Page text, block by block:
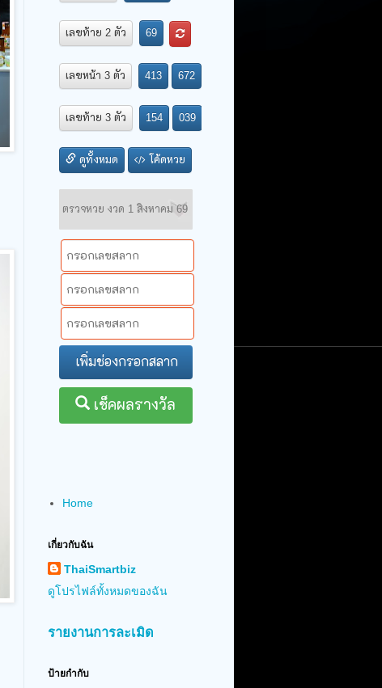
Home
เกี่ยวกับฉัน
ThaiSmartbiz
ดูโปรไฟล์ทั้งหมดของฉัน
รายงานการละเมิด
ป้ายกำกับ